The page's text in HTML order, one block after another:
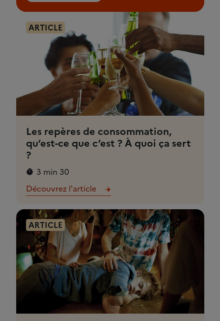
ARTICLE
Les repères de consommation,
qu’est-ce que c’est ? À quoi ça sert
?
3 min 30
Découvrez l'article
ARTICLE